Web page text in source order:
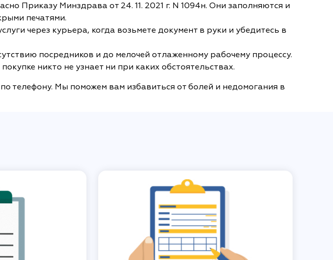
Приказу Минздрава от 24. 11. 2021 г. N 1094н. Они заполняются и
печатями.
через курьера, когда возьмете документ в руки и убедитесь в
посредников и до мелочей отлаженному рабочему процессу.
никто не узнает ни при каких обстоятельствах.
телефону. Мы поможем вам избавиться от болей и недомогания в